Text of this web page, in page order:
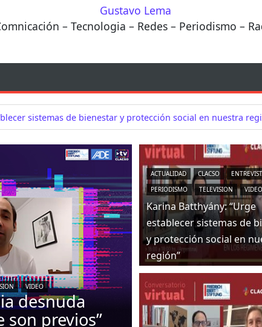
Gustavo Lema
– Tecnologia – Redes – Periodismo –
sistemas de bienestar y protección social en nuestra
VIDEO
desnuda
son previos”
ACTUALIDAD CLACSO
PERIODISMO
TELEVISION VIDEO
Karina Batthyány: “Urge
establecer sistemas de
y protección social en
región”